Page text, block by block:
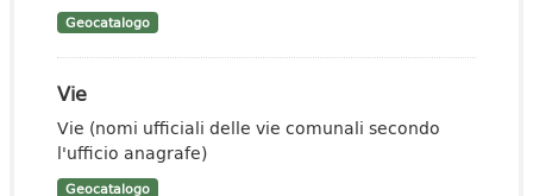
Geocatalogo
Vie
Vie (nomi ufficiali delle vie comunali secondo
l'ufficio anagrafe)
Geocatalogo